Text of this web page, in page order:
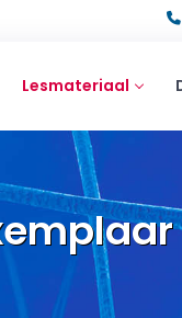
Lesmateriaal